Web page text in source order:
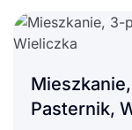
Pasternik,